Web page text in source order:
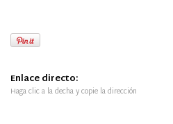
Enlace directo:
Haga clic a la decha y copie la dirección